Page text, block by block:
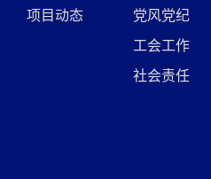
项目动态
党风党纪
工会工作
社会责任